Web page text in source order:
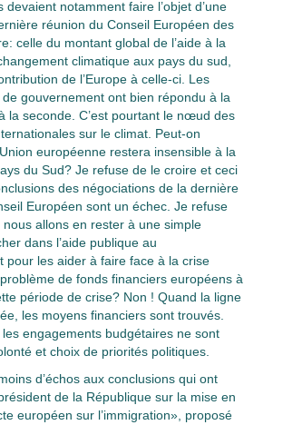
devaient notamment faire l’objet d’une
réunion du Conseil Européen des
celle du montant global de l’aide à la
climatique aux pays du sud,
de l’Europe à celle-ci. Les
de gouvernement ont bien répondu à la
la seconde. C’est pourtant le nœud des
sur le climat. Peut-on
européenne restera insensible à la
du Sud? Je refuse de le croire et ceci
des négociations de la dernière
Européen sont un échec. Je refuse
nous allons en rester à une simple
dans l’aide publique au
pour les aider à faire face à la crise
de fonds financiers européens à
période de crise? Non ! Quand la ligne
les moyens financiers sont trouvés.
engagements budgétaires ne sont
et choix de priorités politiques.
d’échos aux conclusions qui ont
de la République sur la mise en
européen sur l’immigration», proposé